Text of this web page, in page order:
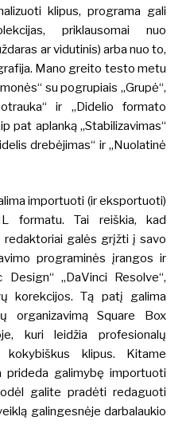
klipus, programa gali
priklausomai nuo
ar vidutinis) arba nuo to,
Mano greito testo metu
su pogrupiais „Grupė“,
ir „Didelio formato
pat aplanką „Stabilizavimas“
drebėjimas“ ir „Nuolatinė
importuoti (ir eksportuoti)
formatu. Tai reiškia, kad
redaktoriai galės grįžti į savo
programinės įrangos ir
Design“ „DaVinci Resolve“,
korekcijos. Tą patį galima
organizavimą Square Box
kuri leidžia profesionalų
kokybiškus klipus. Kitame
galimybę importuoti
galite pradėti redaguoti
galingesnėje darbalaukio